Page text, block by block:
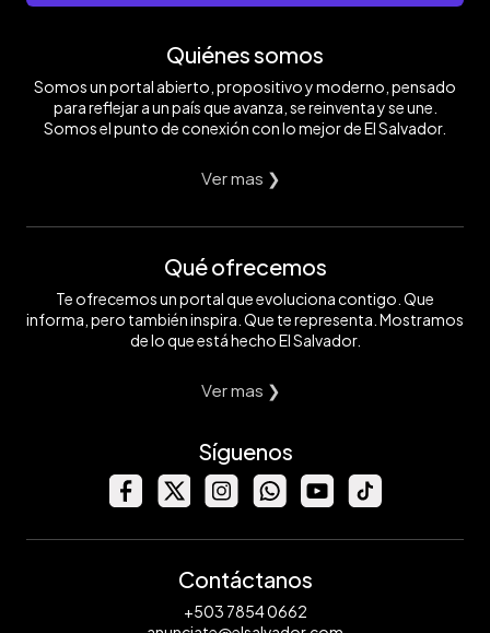
Quiénes somos
Somos un portal abierto, propositivo y moderno, pensado
para reflejar a un país que avanza, se reinventa y se une.
Somos el punto de conexión con lo mejor de El Salvador.
Ver mas ❯
Qué ofrecemos
Te ofrecemos un portal que evoluciona contigo. Que
informa, pero también inspira. Que te representa. Mostramos
de lo que está hecho El Salvador.
Ver mas ❯
Síguenos
Contáctanos
+503 7854 0662